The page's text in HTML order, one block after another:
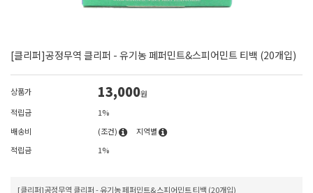
[클리퍼]공정무역 클리퍼 - 유기농 페퍼민트&스피어민트 티백 (20개입)
상품가 13,000원
적립금
1%
배송비
(조건)
지역별
적립금
1%
[클리퍼]공정무역 클리퍼 - 유기농 페퍼민트&스피어민트 티백 (20개입)